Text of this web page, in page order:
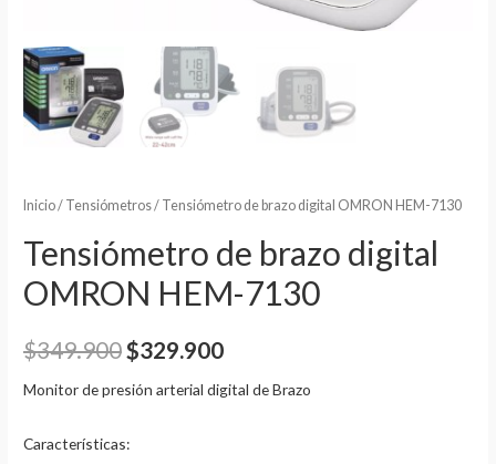
Inicio/ Tensiómetros/ Tensiómetro de brazo digital OMRON HEM-7130
Tensiómetro de brazo digital
OMRON HEM-7130
$349.900$329.900
Monitor de presión arterial digital de Brazo
Características: